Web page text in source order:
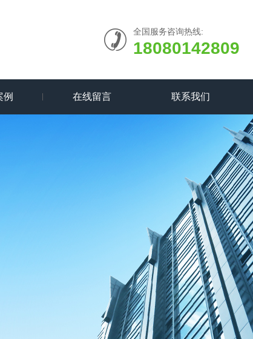
全国服务咨询热线:
18080142809
例 在线留言 联系我们